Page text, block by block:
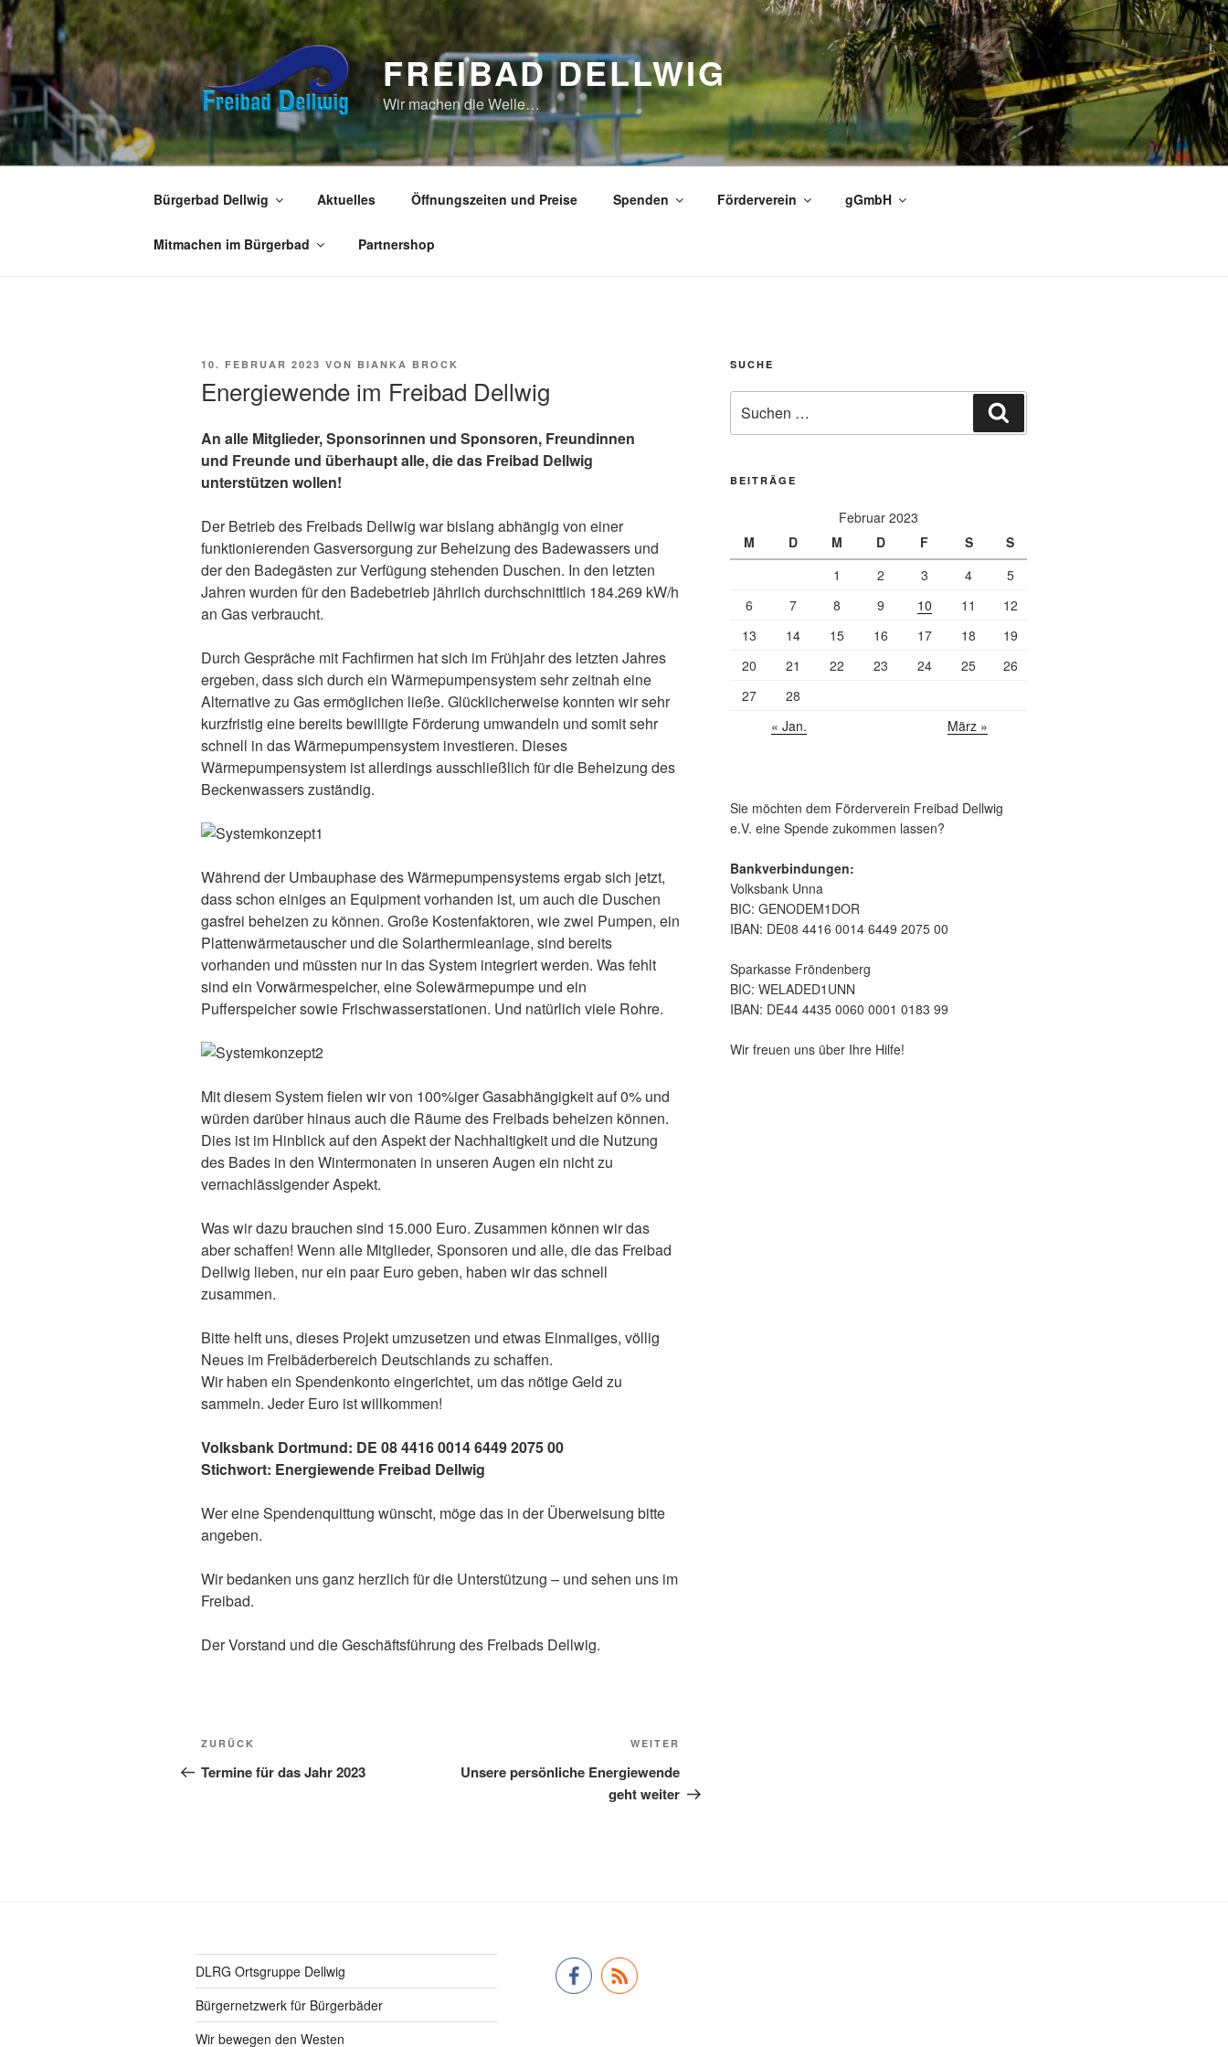
Zum
Inhalt
springen
FREIBAD DELLWIG
Wir machen die Welle…
Bürgerbad Dellwig Aktuelles Öffnungszeiten und Preise Spenden Förderverein gGmbH
Mitmachen im Bürgerbad Partnershop
VERÖFFENTLICHT
10. FEBRUAR 2023 VON BIANKA BROCK
Energiewende im Freibad Dellwig
An alle Mitglieder, Sponsorinnen und Sponsoren, Freundinnen
und Freunde und überhaupt alle, die das Freibad Dellwig
unterstützen wollen!
Der Betrieb des Freibads Dellwig war bislang abhängig von einer
funktionierenden Gasversorgung zur Beheizung des Badewassers und
der den Badegästen zur Verfügung stehenden Duschen. In den letzten
Jahren wurden für den Badebetrieb jährlich durchschnittlich 184.269 kW/h
an Gas verbraucht.
Durch Gespräche mit Fachfirmen hat sich im Frühjahr des letzten Jahres
ergeben, dass sich durch ein Wärmepumpensystem sehr zeitnah eine
Alternative zu Gas ermöglichen ließe. Glücklicherweise konnten wir sehr
kurzfristig eine bereits bewilligte Förderung umwandeln und somit sehr
schnell in das Wärmepumpensystem investieren. Dieses
Wärmepumpensystem ist allerdings ausschließlich für die Beheizung des
Beckenwassers zuständig.
Während der Umbauphase des Wärmepumpensystems ergab sich jetzt,
dass schon einiges an Equipment vorhanden ist, um auch die Duschen
gasfrei beheizen zu können. Große Kostenfaktoren, wie zwei Pumpen, ein
Plattenwärmetauscher und die Solarthermieanlage, sind bereits
vorhanden und müssten nur in das System integriert werden. Was fehlt
sind ein Vorwärmespeicher, eine Solewärmepumpe und ein
Pufferspeicher sowie Frischwasserstationen. Und natürlich viele Rohre.
Mit diesem System fielen wir von 100%iger Gasabhängigkeit auf 0% und
würden darüber hinaus auch die Räume des Freibads beheizen können.
Dies ist im Hinblick auf den Aspekt der Nachhaltigkeit und die Nutzung
des Bades in den Wintermonaten in unseren Augen ein nicht zu
vernachlässigender Aspekt.
Was wir dazu brauchen sind 15.000 Euro. Zusammen können wir das
aber schaffen! Wenn alle Mitglieder, Sponsoren und alle, die das Freibad
Dellwig lieben, nur ein paar Euro geben, haben wir das schnell
zusammen.
Bitte helft uns, dieses Projekt umzusetzen und etwas Einmaliges, völlig
Neues im Freibäderbereich Deutschlands zu schaffen.
Wir haben ein Spendenkonto eingerichtet, um das nötige Geld zu
sammeln. Jeder Euro ist willkommen!
Volksbank Dortmund: DE 08 4416 0014 6449 2075 00
Stichwort: Energiewende Freibad Dellwig
Wer eine Spendenquittung wünscht, möge das in der Überweisung bitte
angeben.
Wir bedanken uns ganz herzlich für die Unterstützung – und sehen uns im
Freibad.
Der Vorstand und die Geschäftsführung des Freibads Dellwig.
Beitragsnavigation
Vorheriger
Beitrag
ZURÜCK
Termine für das Jahr 2023
Beitrag
WEITER
Unsere persönliche Energiewende
geht weiter
SUCHE
nach:
BEITRÄGE
Februar 2023
M
D M D F S
S
1
2 3 4
5
6
7 8 9 10 11
12
13
14 15 16 17 18
19
20
21 22 23 24 25
26
27
28
« Jan.
März »
Sie möchten dem Förderverein Freibad Dellwig
e.V. eine Spende zukommen lassen?
Bankverbindungen:
Volksbank Unna
BIC: GENODEM1DOR
IBAN: DE08 4416 0014 6449 2075 00
Sparkasse Fröndenberg
BIC: WELADED1UNN
IBAN: DE44 4435 0060 0001 0183 99
Wir freuen uns über Ihre Hilfe!
DLRG Ortsgruppe Dellwig
Bürgernetzwerk für Bürgerbäder
Wir bewegen den Westen